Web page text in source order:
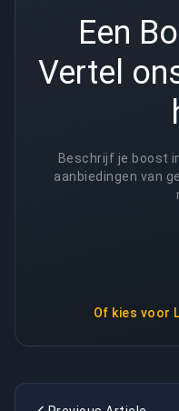
Een
Vertel
Beschrijf je boost
aanbiedingen van
Of kies voor